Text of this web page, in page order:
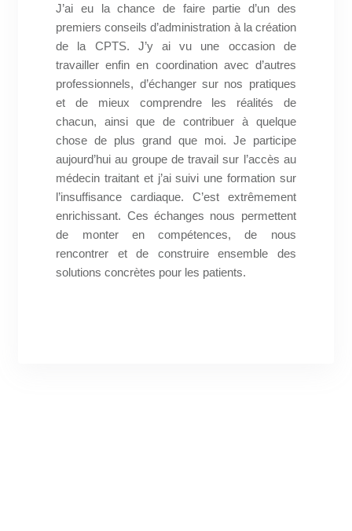
J’ai eu la chance de faire partie d’un des
premiers conseils d’administration à la création
de la CPTS. J’y ai vu une occasion de
travailler enfin en coordination avec d’autres
professionnels, d’échanger sur nos pratiques
et de mieux comprendre les réalités de
chacun, ainsi que de contribuer à quelque
chose de plus grand que moi. Je participe
aujourd’hui au groupe de travail sur l’accès au
médecin traitant et j’ai suivi une formation sur
l’insuffisance cardiaque. C’est extrêmement
enrichissant. Ces échanges nous permettent
de monter en compétences, de nous
rencontrer et de construire ensemble des
solutions concrètes pour les patients.